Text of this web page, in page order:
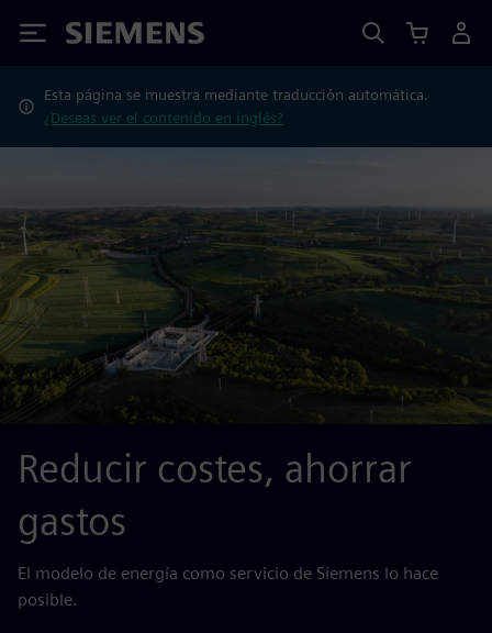
Siemens
Esta página se muestra mediante traducción automática.
¿Deseas ver el contenido en inglés?
Reducir costes, ahorrar
gastos
El modelo de energía como servicio de Siemens lo hace
posible.